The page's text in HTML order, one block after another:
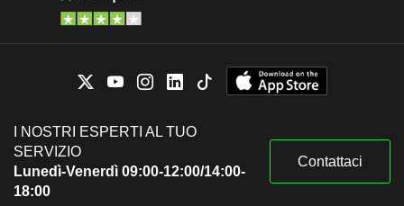
I NOSTRI ESPERTI AL TUO
SERVIZIO
Lunedì-Venerdì 09:00-12:00/14:00-
18:00
Contattaci